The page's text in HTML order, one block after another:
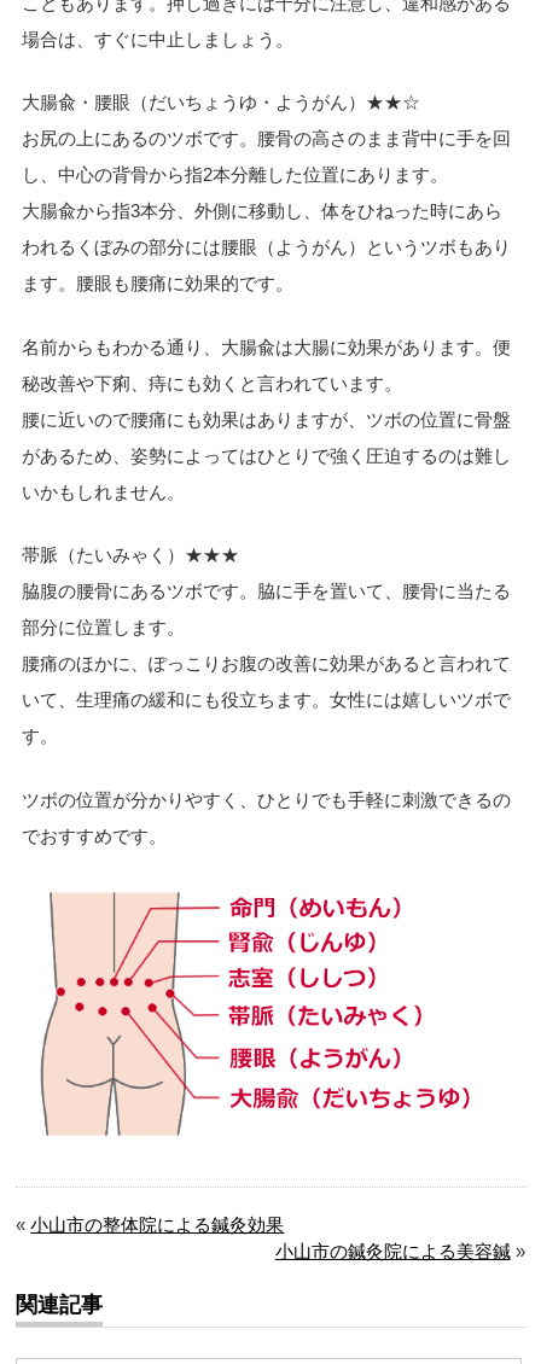
場合は、すぐに中止しましょう。
大腸兪・腰眼（だいちょうゆ・ようがん）★★☆
お尻の上にあるのツボです。腰骨の高さのまま背中に手を回
し、中心の背骨から指2本分離した位置にあります。
大腸兪から指3本分、外側に移動し、体をひねった時にあら
われるくぼみの部分には腰眼（ようがん）というツボもあり
ます。腰眼も腰痛に効果的です。
名前からもわかる通り、大腸兪は大腸に効果があります。便
秘改善や下痢、痔にも効くと言われています。
腰に近いので腰痛にも効果はありますが、ツボの位置に骨盤
があるため、姿勢によってはひとりで強く圧迫するのは難し
いかもしれません。
帯脈（たいみゃく）★★★
脇腹の腰骨にあるツボです。脇に手を置いて、腰骨に当たる
部分に位置します。
腰痛のほかに、ぽっこりお腹の改善に効果があると言われて
いて、生理痛の緩和にも役立ちます。女性には嬉しいツボで
す。
ツボの位置が分かりやすく、ひとりでも手軽に刺激できるの
でおすすめです。
«小山市の整体院による鍼灸効果
小山市の鍼灸院による美容鍼»
関連記事